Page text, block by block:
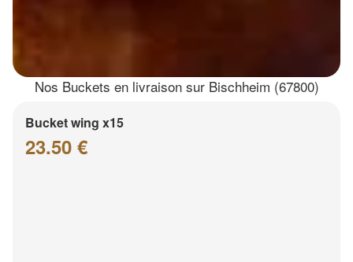
Nos Buckets en livraison sur Bischheim (67800)
Bucket wing x15
23.50 €